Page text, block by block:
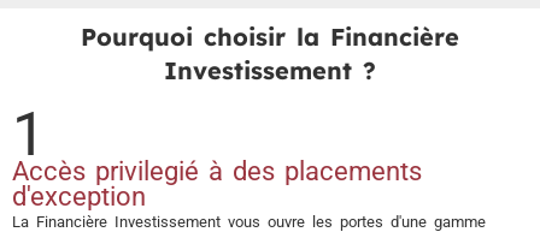
Pourquoi choisir la Financière
Investissement ?
1
Accès privilegié à des placements
d'exception
La Financière Investissement vous ouvre les portes d'une gamme